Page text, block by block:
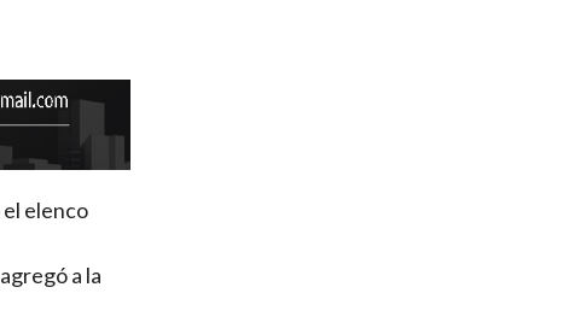
elenco
a la